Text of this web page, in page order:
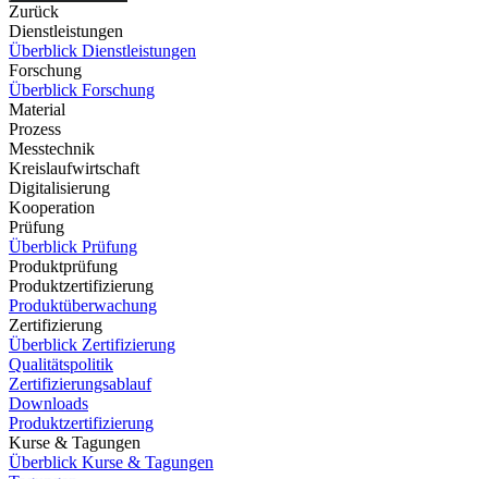
Zurück
Dienstleistungen
Überblick Dienstleistungen
Forschung
Überblick Forschung
Material
Prozess
Messtechnik
Kreislaufwirtschaft
Digitalisierung
Kooperation
Prüfung
Überblick Prüfung
Produktprüfung
Produktzertifizierung
Produktüberwachung
Zertifizierung
Überblick Zertifizierung
Qualitätspolitik
Zertifizierungsablauf
Downloads
Produktzertifizierung
Kurse & Tagungen
Überblick Kurse & Tagungen